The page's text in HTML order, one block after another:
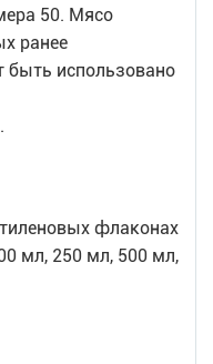
50. Мясо
ранее
быть использовано
флаконах
мл, 250 мл, 500 мл,